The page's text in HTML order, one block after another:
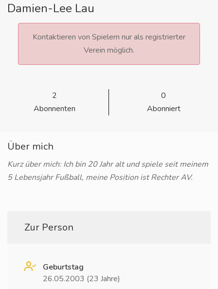
Damien-Lee Lau
Kontaktieren von Spielern nur als registrierter
Verein möglich.
2
Abonnenten
0
Abonniert
Über mich
Kurz über mich: Ich bin 20 Jahr alt und spiele seit meinem
5 Lebensjahr Fußball, meine Position ist Rechter AV.
Zur Person
Geburtstag
26.05.2003 (23 Jahre)